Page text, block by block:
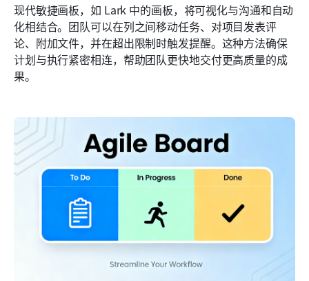
现代敏捷画板，如 Lark 中的画板，将可视化与沟通和自动
化相结合。团队可以在列之间移动任务、对项目发表评
论、附加文件，并在超出限制时触发提醒。这种方法确保
计划与执行紧密相连，帮助团队更快地交付更高质量的成
果。